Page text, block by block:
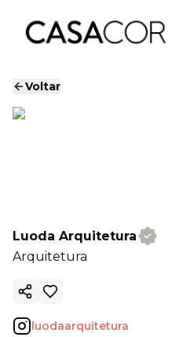
Voltar
Luoda Arquitetura
Arquitetura
Copiar link
luodaarquitetura